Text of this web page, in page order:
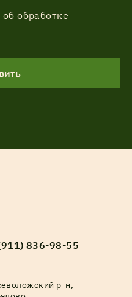
обработке
836-98-55
р-н,